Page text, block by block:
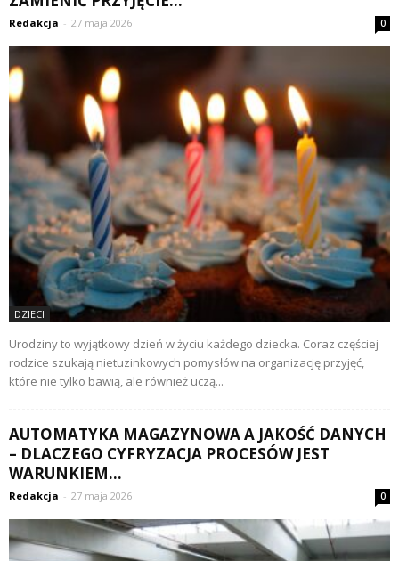
Redakcja - 27 maja 2026 0
DZIECI
Urodziny to wyjątkowy dzień w życiu każdego dziecka. Coraz częściej
rodzice szukają nietuzinkowych pomysłów na organizację przyjęć,
które nie tylko bawią, ale również uczą...
AUTOMATYKA MAGAZYNOWA A JAKOŚĆ DANYCH
– DLACZEGO CYFRYZACJA PROCESÓW JEST
WARUNKIEM...
Redakcja - 27 maja 2026 0